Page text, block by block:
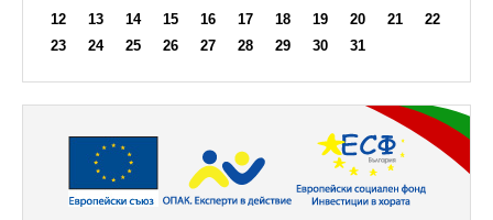
12
13 14 15 16 17 18 19 20 21
22
23
24 25 26 27 28 29 30 31